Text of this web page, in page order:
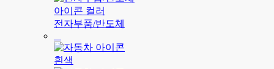
전자부품/반도체